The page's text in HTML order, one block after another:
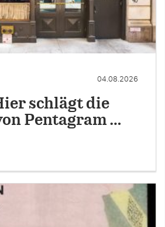
04.08.2026
schlägt die
Pentagram …